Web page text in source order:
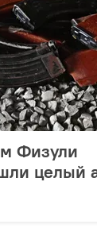
Физули
целый